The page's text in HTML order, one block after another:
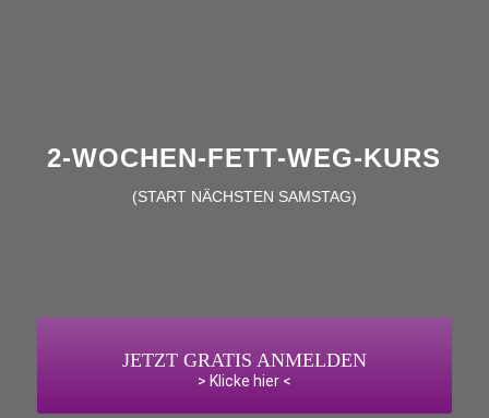
2-WOCHEN-FETT-WEG-KURS
(START NÄCHSTEN SAMSTAG)
JETZT GRATIS ANMELDEN
> Klicke hier <